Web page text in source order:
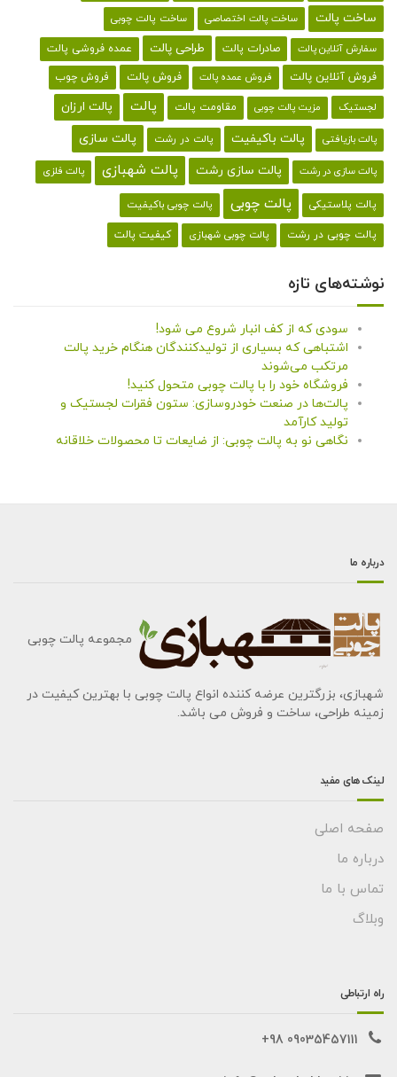
ساخت پالت ساخت پالت اختصاصی ساخت پالت چوبی
سفارش آنلاین پالت صادرات پالت طراحی پالت عمده فروشی پالت
فروش آنلاین پالت فروش عمده پالت فروش پالت فروش چوب
لجستیک مزیت پالت چوبی مقاومت پالت پالت پالت ارزان
پالت بازیافتی پالت باکیفیت پالت در رشت پالت سازی
پالت سازی در رشت پالت سازی رشت پالت شهبازی پالت فلزی
پالت پلاستیکی پالت چوبی پالت چوبی باکیفیت
پالت چوبی در رشت پالت چوبی شهبازی کیفیت پالت
نوشته‌های تازه
سودی که از کف انبار شروع می شود!
اشتباهی که بسیاری از تولیدکنندگان هنگام خرید پالت
مرتکب می‌شوند
فروشگاه خود را با پالت چوبی متحول کنید!
پالت‌ها در صنعت خودروسازی: ستون فقرات لجستیک و
تولید کارآمد
نگاهی نو به پالت چوبی: از ضایعات تا محصولات خلاقانه
درباره ما
مجموعه پالت چوبی
شهبازی، بزرگترین عرضه کننده انواع پالت چوبی با بهترین کیفیت در
زمینه طراحی، ساخت و فروش می باشد.
لینک های مفید
صفحه اصلی
درباره ما
تماس با ما
وبلاگ
راه ارتباطی
09035457111 98+